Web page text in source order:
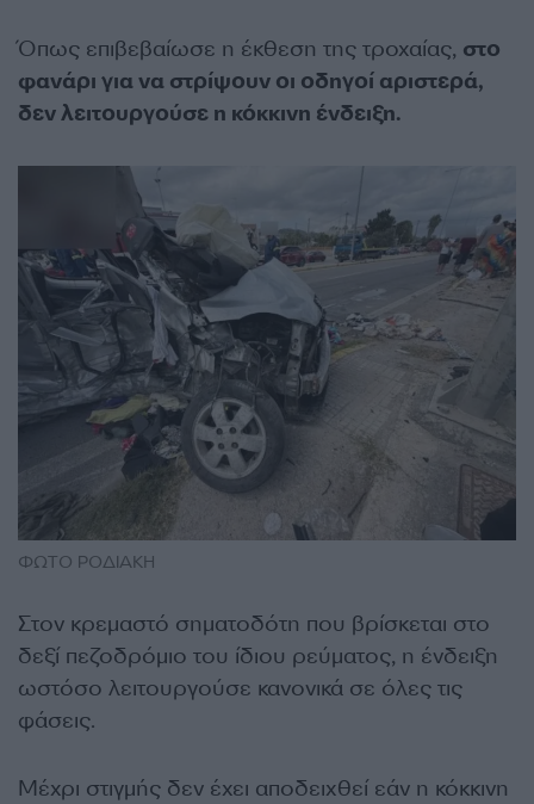
Όπως επιβεβαίωσε η έκθεση της τροχαίας, στο
φανάρι για να στρίψουν οι οδηγοί αριστερά,
δεν λειτουργούσε η κόκκινη ένδειξη.
ΦΩΤΟ ΡΟΔΙΑΚΗ
Στον κρεμαστό σηματοδότη που βρίσκεται στο
δεξί πεζοδρόμιο του ίδιου ρεύματος, η ένδειξη
ωστόσο λειτουργούσε κανονικά σε όλες τις
φάσεις.
Μέχρι στιγμής δεν έχει αποδειχθεί εάν η κόκκινη